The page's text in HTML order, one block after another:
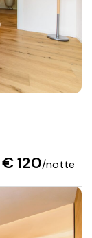
€ 120/notte